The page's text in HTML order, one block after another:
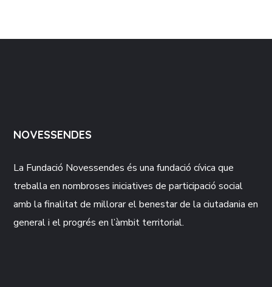
NOVESSENDES
La Fundació Novessendes és una fundació cívica que
treballa en nombroses iniciatives de participació social
amb la finalitat de millorar el benestar de la ciutadania en
general i el progrés en l’àmbit territorial.